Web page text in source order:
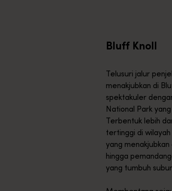
tahunan dari Mei hinggaBluff Knoll
Telusuri jalur
menakjubkan di
spektakuler
National Park
Terbentuk lebih
tertinggi di
yang
hingga
yang tumbuh